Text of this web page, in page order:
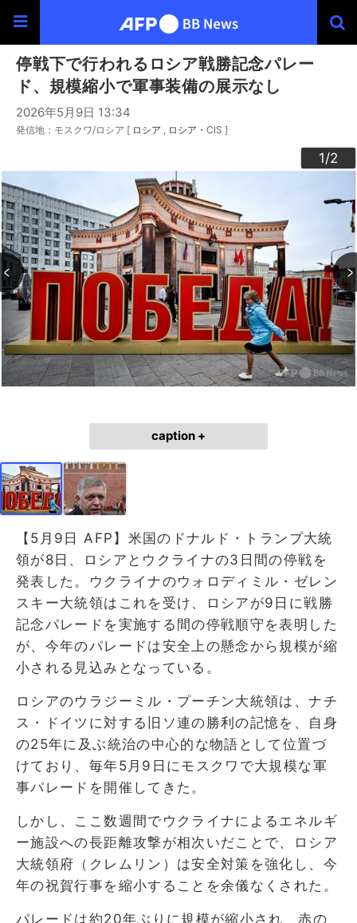
停戦下で行われるロシア戦勝記念パレー
ド、規模縮小で軍事装備の展示なし
2026年5月9日 13:34
発信地：モスクワ/ロシア [ ロシア ロシア・CIS ]
1/2
2/2
caption +
【5月9日 AFP】米国のドナルド・トランプ大統
領が8日、ロシアとウクライナの3日間の停戦を
発表した。ウクライナのウォロディミル・ゼレン
スキー大統領はこれを受け、ロシアが9日に戦勝
記念パレードを実施する間の停戦順守を表明した
が、今年のパレードは安全上の懸念から規模が縮
小される見込みとなっている。
ロシアのウラジーミル・プーチン大統領は、ナチ
ス・ドイツに対する旧ソ連の勝利の記憶を、自身
の25年に及ぶ統治の中心的な物語として位置づ
けており、毎年5月9日にモスクワで大規模な軍
事パレードを開催してきた。
しかし、ここ数週間でウクライナによるエネルギ
ー施設への長距離攻撃が相次いだことで、ロシア
大統領府（クレムリン）は安全対策を強化し、今
年の祝賀行事を縮小することを余儀なくされた。
パレードは約20年ぶりに規模が縮小され、赤の